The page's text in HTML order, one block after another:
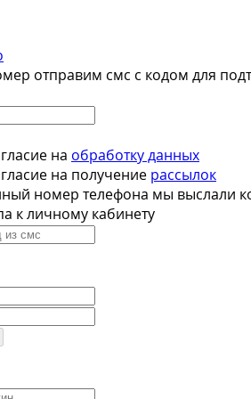
отправим смс с кодом для
на обработку данных
на получение рассылок
номер телефона мы выслали
к личному кабинету